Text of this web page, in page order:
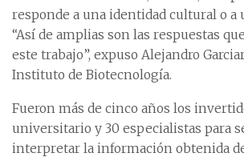
responde a una identidad cultural o a
“Así de amplias son las respuestas
este trabajo”, expuso Alejandro
Instituto de Biotecnología.
Fueron más de cinco años los
universitario y 30 especialistas para
interpretar la información obtenida